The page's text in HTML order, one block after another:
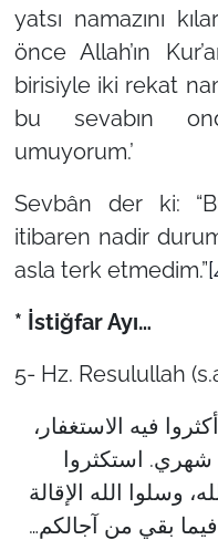
yatsı namazını
önce Allah’ın
birisiyle iki rekat
bu sevabın
umuyorum.’
Sevbân der ki:
itibaren nadir
asla terk etmedim.”
* İstiğfar Ayı…
5- Hz. Resulullah
فيه الاستغفار،
شهري. استكثروا
الله الإقالة
بقي من آجالكم…